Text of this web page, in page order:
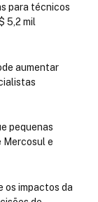
para técnicos
5,2 mil
aumentar
pequenas
Mercosul e
os impactos da